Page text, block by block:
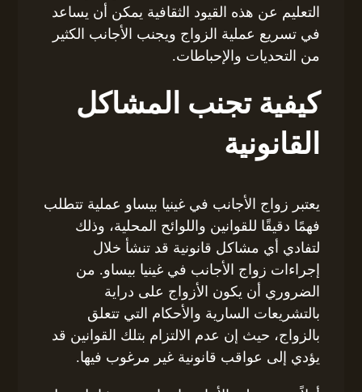
التعليم عن هذه القيود الثقافية يمكن أن يساعد
في تسريع عملية الزواج ويجنب الأجانب الكثير
من التحديات والإحباطات.
كيفية تجنب المشاكل
القانونية
يعتبر زواج الأجانب في غينيا بيساو عملية تتطلب
فهمًا دقيقًا للقوانين واللوائح المحلية، وذلك
لتفادي أي مشاكل قانونية قد تنشأ خلال
إجراءات زواج الأجانب في غينيا بيساو. من
الضروري أن يكون الأزواج على دراية
بالتشريعات السارية والأحكام التي تتعلق
بالزواج، حيث إن عدم الالتزام بتلك القوانين قد
يؤدي إلى عواقب قانونية غير مرغوب فيها.